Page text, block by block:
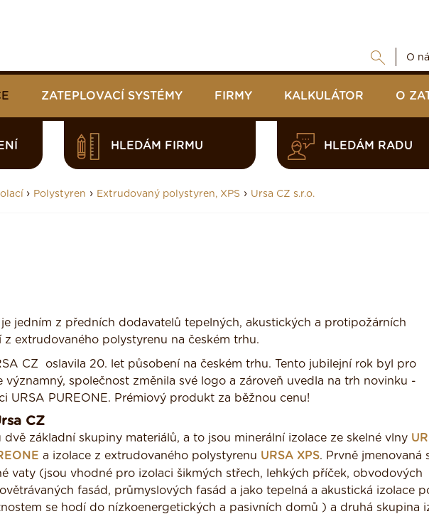
O
ZATEPLOVACÍ SYSTÉMY FIRMY KALKULÁTOR O
HLEDÁM FIRMU HLEDÁM RADU
› Polystyren › Extrudovaný polystyren, XPS › Ursa CZ s.r.o.
je jedním z předních dodavatelů tepelných, akustických a protipožárních
z extrudovaného polystyrenu na českém trhu.
CZ oslavila 20. let působení na českém trhu. Tento jubilejní rok byl pro
významný, společnost změnila své logo a zároveň uvedla na trh novinku -
URSA PUREONE. Prémiový produkt za běžnou cenu!
CZ
dvě základní skupiny materiálů, a to jsou minerální izolace ze skelné vlny
a izolace z extrudovaného polystyrenu URSA XPS. Prvně jmenovaná
vaty (jsou vhodné pro izolaci šikmých střech, lehkých příček, obvodových
fasád, průmyslových fasád a jako tepelná a akustická izolace
se hodí do nízkoenergetických a pasivních domů ) a druhá skupina